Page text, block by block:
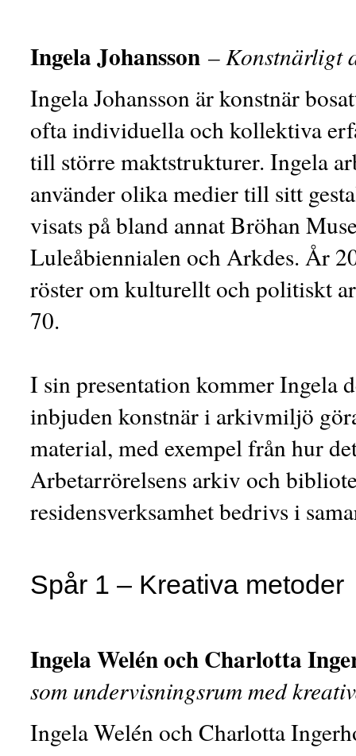
Ingela Johansson – Konstnärligt
Ingela Johansson är konstnär
ofta individuella och kollektiva
till större maktstrukturer. Ingela
använder olika medier till sitt
visats på bland annat Bröhan
Luleåbiennialen och Arkdes. År
röster om kulturellt och politiskt
70.
I sin presentation kommer Ingela
inbjuden konstnär i arkivmiljö
material, med exempel från hur
Arbetarrörelsens arkiv och
residensverksamhet bedrivs i
Spår 1 – Kreativa metoder
Ingela Welén och Charlotta
som undervisningsrum med
Ingela Welén och Charlotta